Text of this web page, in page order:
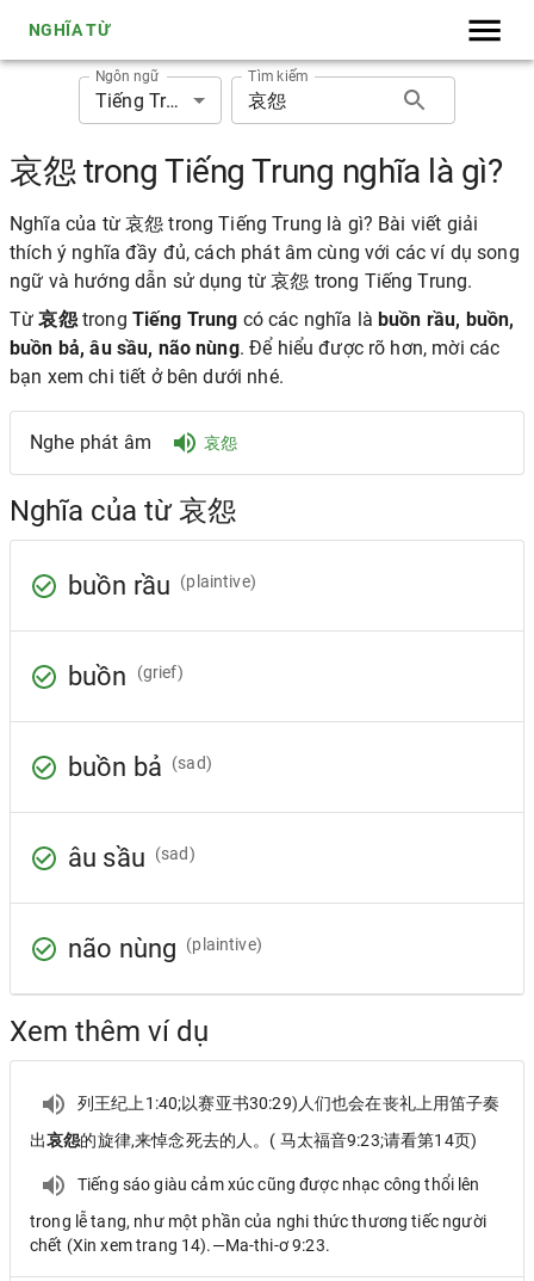
NGHĨA TỪ
Ngôn ngữ
Tiếng Trung
Tìm kiếm
哀怨 trong Tiếng Trung nghĩa là gì?
Nghĩa của từ 哀怨 trong Tiếng Trung là gì? Bài viết giải
thích ý nghĩa đầy đủ, cách phát âm cùng với các ví dụ song
ngữ và hướng dẫn sử dụng từ 哀怨 trong Tiếng Trung.
Từ哀怨trong Tiếng Trung có các nghĩa làbuồn rầu, buồn,
buồn bả, âu sầu, não nùng. Để hiểu được rõ hơn, mời các
bạn xem chi tiết ở bên dưới nhé.
Nghe phát âm 哀怨
Nghĩa của từ 哀怨
buồn rầu (plaintive)
buồn (grief)
buồn bả (sad)
âu sầu (sad)
não nùng (plaintive)
Xem thêm ví dụ
列王纪上1:40;以赛亚书30:29)人们也会在丧礼上用笛子奏
出哀怨的旋律,来悼念死去的人。( 马太福音9:23;请看第14页)
Tiếng sáo giàu cảm xúc cũng được nhạc công thổi lên
trong lễ tang, như một phần của nghi thức thương tiếc người
chết (Xin xem trang 14).—Ma-thi-ơ 9:23.